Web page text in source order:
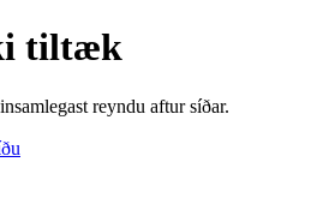
tiltæk
reyndu aftur síðar.